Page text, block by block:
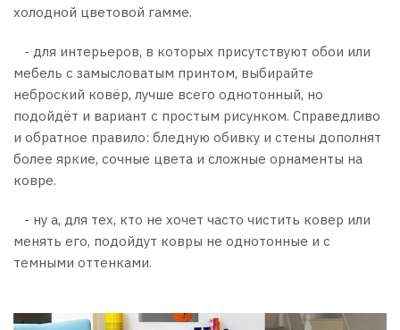
холодной цветовой гамме.
- для интерьеров, в которых присутствуют обои или
мебель с замысловатым принтом, выбирайте
неброский ковёр, лучше всего однотонный, но
подойдёт и вариант с простым рисунком. Справедливо
и обратное правило: бледную обивку и стены дополнят
более яркие, сочные цвета и сложные орнаменты на
ковре.
- ну а, для тех, кто не хочет часто чистить ковер или
менять его, подойдут ковры не однотонные и с
темными оттенками.